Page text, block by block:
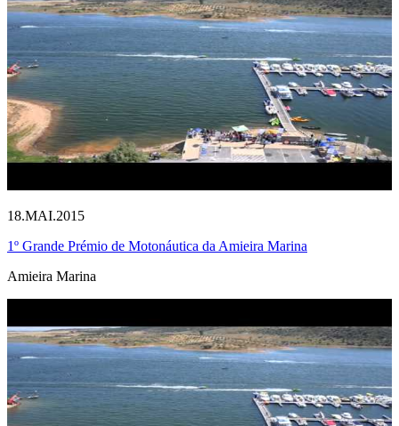
18.MAI.2015
1º Grande Prémio de Motonáutica da Amieira Marina
Amieira Marina